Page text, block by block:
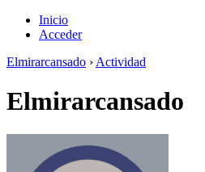
Inicio
Acceder
Elmirarcansado › Actividad
Elmirarcansado